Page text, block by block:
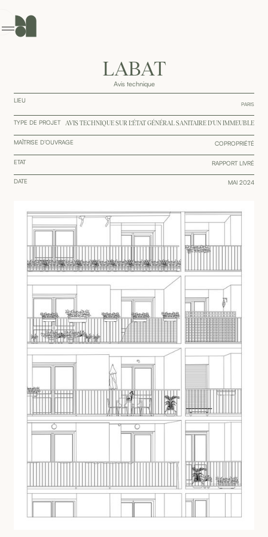
LABAT
Avis technique
LIEU
PARIS
TYPE DE PROJET AVIS TECHNIQUE SUR L’ÉTAT GÉNÉRAL SANITAIRE D'UN IMMEUBLE
MAÎTRISE D’OUVRAGE COPROPRIÉTÉ
ETAT RAPPORT LIVRÉ
DATE MAI 2024